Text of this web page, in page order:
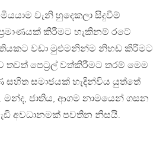
වැනි හුදෙකලා සිදුවීම්
කිරීමට හැකිනම් රටේ
වඩා මුළුමනින්ම නිහඩ කිරීමට
පෙට්‍රල් වත්කිරීමට තරම් මෙම
සහිත සමාජයක් හැදින්විය යුත්තේ
මන්ද, ජාතිය, ආගම නාමයෙන් ගසන
අවධානමක් පවතින නිසයි.